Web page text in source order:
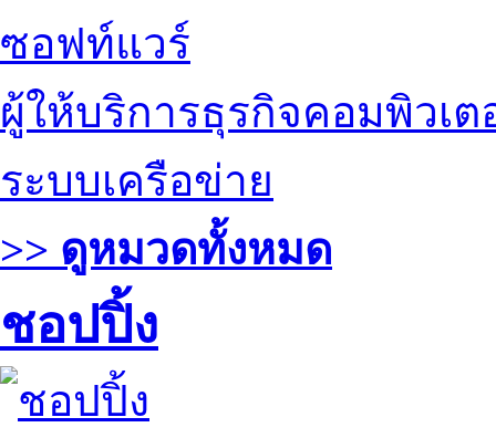
ซอฟท์แวร์
ผู้ให้บริการธุรกิจคอมพิวเต
ระบบเครือข่าย
>> ดูหมวดทั้งหมด
ชอปปิ้ง